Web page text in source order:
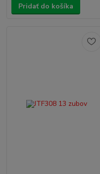
Pridať do košíka